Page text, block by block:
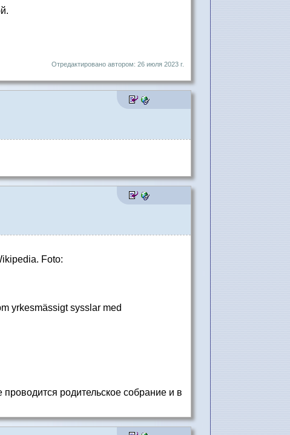
Отредактировано автором: 26 июля 2023 г.
Foto:
yrkesmässigt sysslar med
родительское собрание и в